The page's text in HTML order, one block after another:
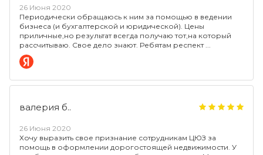
26 Июня 2020
Периодически обращаюсь к ним за помощью в ведении
бизнеса (и бухгалтерской и юридической). Цены
приличные,но результат всегда получаю тот,на который
рассчитываю. Свое дело знают. Ребятам респект
валерия б..
26 Июня 2020
Хочу выразить свое признание сотрудникам ЦЮЗ за
помощь в оформлении дорогостоящей недвижимости. У